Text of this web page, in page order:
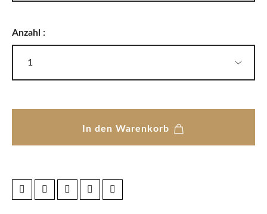
Anzahl :
In den Warenkorb